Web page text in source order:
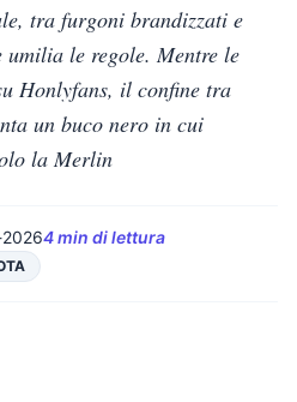
tra furgoni brandizzati e
umilia le regole. Mentre le
Honlyfans, il confine tra
un buco nero in cui
la Merlin
4 min di lettura